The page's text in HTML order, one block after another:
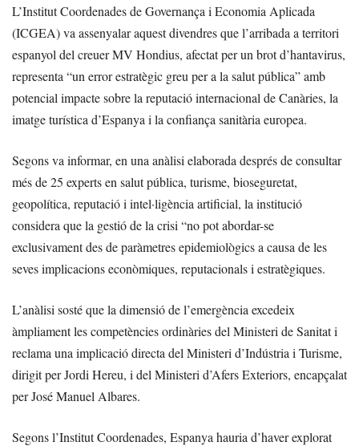
L’Institut Coordenades de Governança i Economia Aplicada
(ICGEA) va assenyalar aquest divendres que l’arribada a territori
espanyol del creuer MV Hondius, afectat per un brot d’hantavirus,
representa “un error estratègic greu per a la salut pública” amb
potencial impacte sobre la reputació internacional de Canàries, la
imatge turística d’Espanya i la confiança sanitària europea.
Segons va informar, en una anàlisi elaborada després de consultar
més de 25 experts en salut pública, turisme, bioseguretat,
geopolítica, reputació i intel·ligència artificial, la institució
considera que la gestió de la crisi “no pot abordar-se
exclusivament des de paràmetres epidemiològics a causa de les
seves implicacions econòmiques, reputacionals i estratègiques.
L’anàlisi sosté que la dimensió de l’emergència excedeix
àmpliament les competències ordinàries del Ministeri de Sanitat i
reclama una implicació directa del Ministeri d’Indústria i Turisme,
dirigit per Jordi Hereu, i del Ministeri d’Afers Exteriors, encapçalat
per José Manuel Albares.
Segons l’Institut Coordenades, Espanya hauria d’haver explorat